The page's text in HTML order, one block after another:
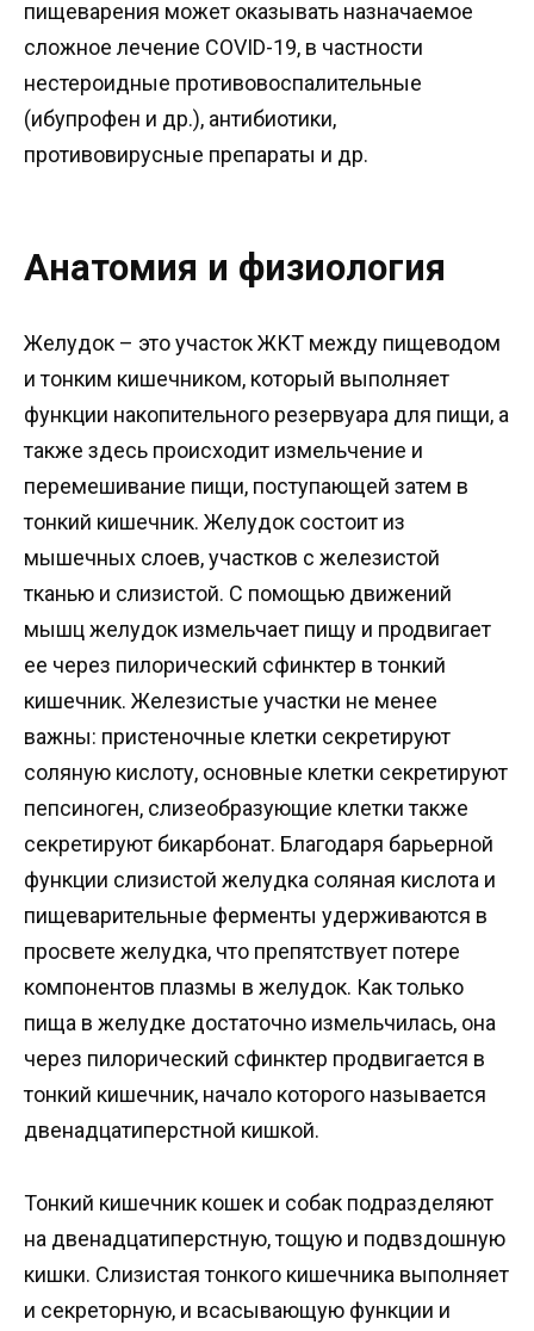
пищеварения может оказывать назначаемое
сложное лечение COVID-19, в частности
нестероидные противовоспалительные
(ибупрофен и др.), антибиотики,
противовирусные препараты и др.
Анатомия и физиология
Желудок – это участок ЖКТ между пищеводом
и тонким кишечником, который выполняет
функции накопительного резервуара для пищи, а
также здесь происходит измельчение и
перемешивание пищи, поступающей затем в
тонкий кишечник. Желудок состоит из
мышечных слоев, участков с железистой
тканью и слизистой. С помощью движений
мышц желудок измельчает пищу и продвигает
ее через пилорический сфинктер в тонкий
кишечник. Железистые участки не менее
важны: пристеночные клетки секретируют
соляную кислоту, основные клетки секретируют
пепсиноген, слизеобразующие клетки также
секретируют бикарбонат. Благодаря барьерной
функции слизистой желудка соляная кислота и
пищеварительные ферменты удерживаются в
просвете желудка, что препятствует потере
компонентов плазмы в желудок. Как только
пища в желудке достаточно измельчилась, она
через пилорический сфинктер продвигается в
тонкий кишечник, начало которого называется
двенадцатиперстной кишкой.
Тонкий кишечник кошек и собак подразделяют
на двенадцатиперстную, тощую и подвздошную
кишки. Слизистая тонкого кишечника выполняет
и секреторную, и всасывающую функции и